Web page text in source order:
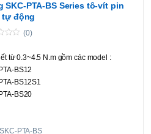
SKC-PTA-BS Series tô-vít pin
tự động
(0)
từ 0.3~4.5 N.m gồm các model :
BS12
BS12S1
BS20
BS20P
PTA-BS